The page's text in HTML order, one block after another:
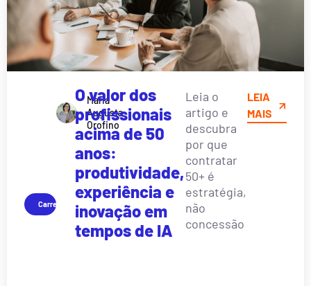
Carreira
Maria
Augusta
Orofino
O valor dos
profissionais
acima de 50
anos:
produtividade,
experiência e
inovação em
tempos de IA
Leia o
artigo e
descubra
por que
contratar
50+ é
estratégia,
não
concessão
LEIA
MAIS